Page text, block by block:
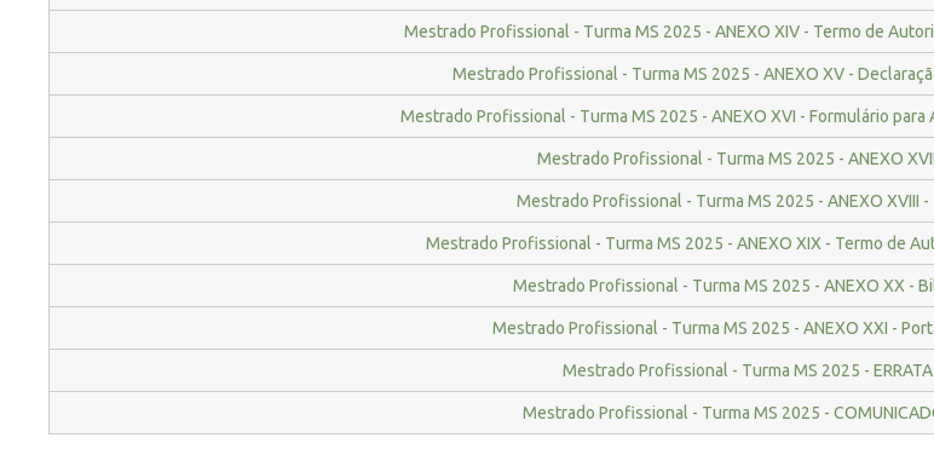
Mestrado Profissional - Turma MS 2025 - ANEXO XIV - Termo de
Mestrado Profissional - Turma MS 2025 - ANEXO XV -
Mestrado Profissional - Turma MS 2025 - ANEXO XVI - Formulário
Mestrado Profissional - Turma MS 2025 - ANEXO
Mestrado Profissional - Turma MS 2025 - ANEXO XVIII
Mestrado Profissional - Turma MS 2025 - ANEXO XIX - Termo de
Mestrado Profissional - Turma MS 2025 - ANEXO XX -
Mestrado Profissional - Turma MS 2025 - ANEXO XXI -
Mestrado Profissional - Turma MS 2025 - ERRATA
Mestrado Profissional - Turma MS 2025 -